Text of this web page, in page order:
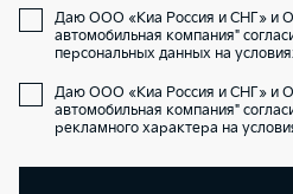
Даю ООО «Киа Россия и СНГ» и
автомобильная компания"
персональных данных на
Даю ООО «Киа Россия и СНГ» и
автомобильная компания"
рекламного характера на